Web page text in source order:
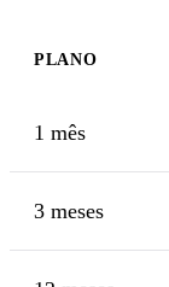
PLANO
1 mês
3 meses